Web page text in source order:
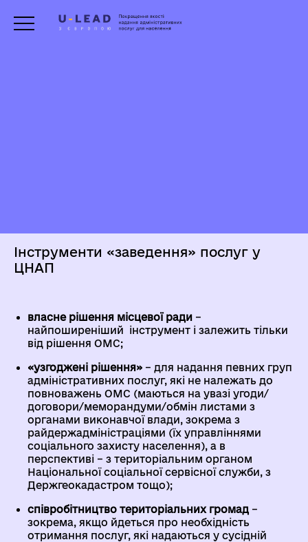
Інструменти «заведення» послуг у
ЦНАП
власне рішення місцевої ради –
найпоширеніший інструмент і залежить тільки
від рішення ОМС;
«узгоджені рішення» – для надання певних груп
адміністративних послуг, які не належать до
повноважень ОМС (маються на увазі угоди/
договори/меморандуми/обмін листами з
органами виконавчої влади, зокрема з
райдержадміністраціями (їх управліннями
соціального захисту населення), а в
перспективі – з територіальним органом
Національної соціальної сервісної служби, з
Держгеокадастром тощо);
співробітництво територіальних громад –
зокрема, якщо йдеться про необхідність
отримання послуг, які надаються у сусідній